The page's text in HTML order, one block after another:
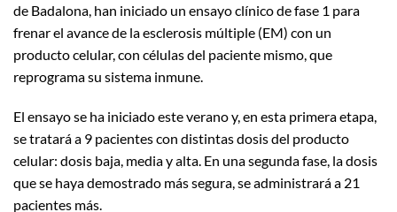
de Badalona, han iniciado un ensayo clínico de fase 1 para
frenar el avance de la esclerosis múltiple (EM) con un
producto celular, con células del paciente mismo, que
reprograma su sistema inmune.
El ensayo se ha iniciado este verano y, en esta primera etapa,
se tratará a 9 pacientes con distintas dosis del producto
celular: dosis baja, media y alta. En una segunda fase, la dosis
que se haya demostrado más segura, se administrará a 21
pacientes más.